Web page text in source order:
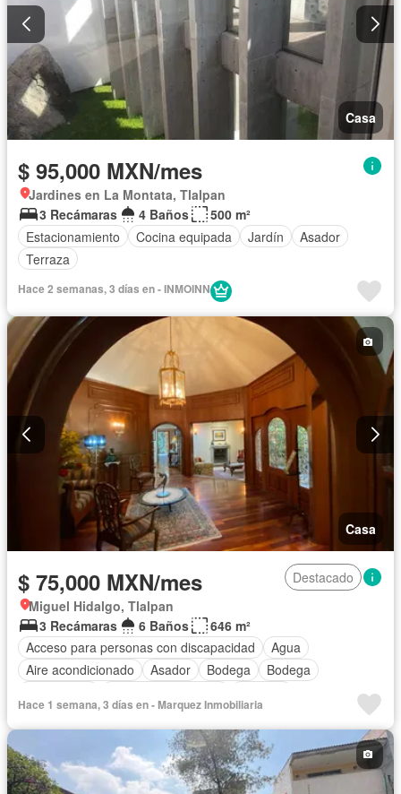
Casa
$ 95,000 MXN/mes
Jardines en La Montata, Tlalpan
3 Recámaras
4 Baños
500 m²
Estacionamiento
Cocina equipada Jardín
Asador
Terraza
Hace 2 semanas, 3 días en - INMOINN
Casa
$ 75,000 MXN/mes
Destacado
Miguel Hidalgo, Tlalpan
3 Recámaras
6 Baños
646 m²
Acceso para personas con discapacidad
Agua
Aire acondicionado
Asador Bodega
Bodega
Cocina equipada
Cuarto de servicio
Electricidad
Internet Jacuzzi Jardín
Despacho
Recámara con closet
Sala polivalente
Zonas verdes
Seguridad
Cuarto de Limpieza
Conserje
Hace 1 semana, 3 días en - Marquez Inmobiliaria